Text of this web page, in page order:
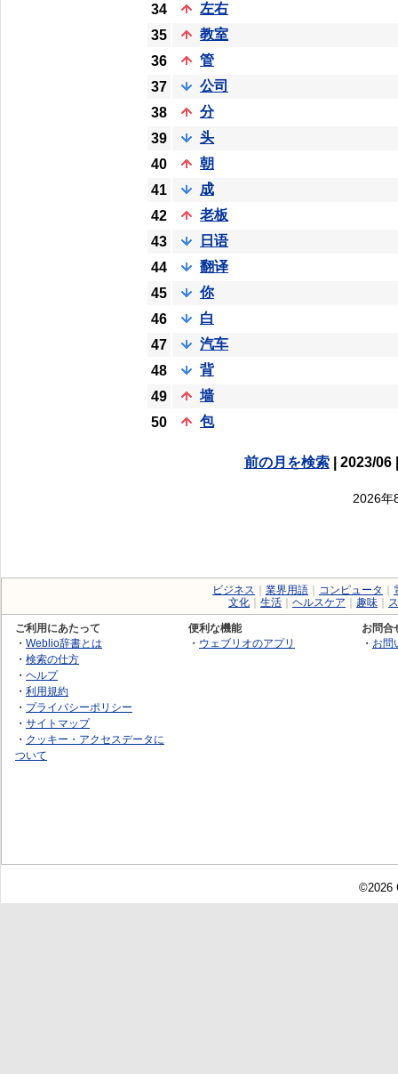
34
左右
35
教室
36
管
37
公司
38
分
39
头
40
朝
41
成
42
老板
43
日语
44
翻译
45
你
46
白
47
汽车
48
背
49
墙
50
包
前の月を検索| 2023/06
2026年
ビジネス 業界用語 コンピュータ
文化
生活 ヘルスケア 趣味
ご利用にあたって
・ Weblio辞書とは
・ 検索の仕方
・ ヘルプ
・ 利用規約
・ プライバシーポリシー
・ サイトマップ
・ クッキー・アクセスデータに
ついて
便利な機能
・ ウェブリオのアプリ
お問合
・ お問
©2026